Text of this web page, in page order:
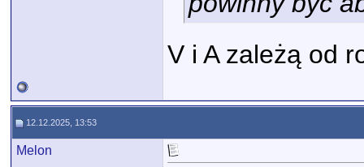
V i A zależą od
12.12.2025, 13:53
Melon